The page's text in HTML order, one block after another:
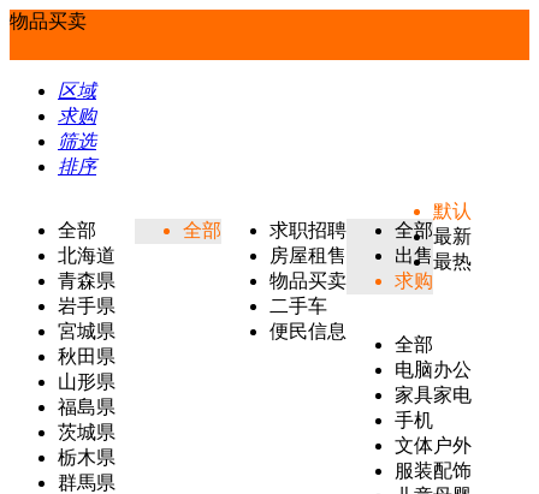
物品买卖
区域
求购
筛选
排序
全部
北海道
青森県
岩手県
宮城県
秋田県
山形県
福島県
茨城県
栃木県
群馬県
全部
求职招聘
房屋租售
物品买卖
二手车
便民信息
全部
出售
求购
全部
电脑办公
家具家电
手机
文体户外
服装配饰
默认
最新
最热